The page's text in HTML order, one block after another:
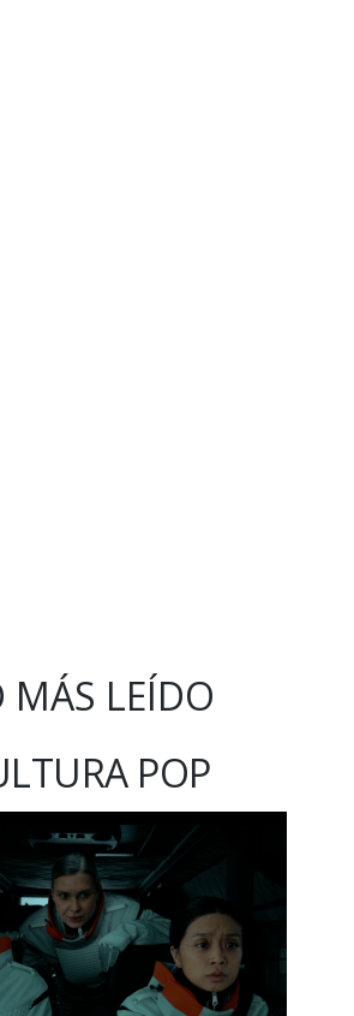
MÁS LEÍDO
POP